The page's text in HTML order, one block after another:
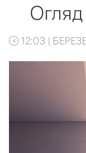
12:03 |